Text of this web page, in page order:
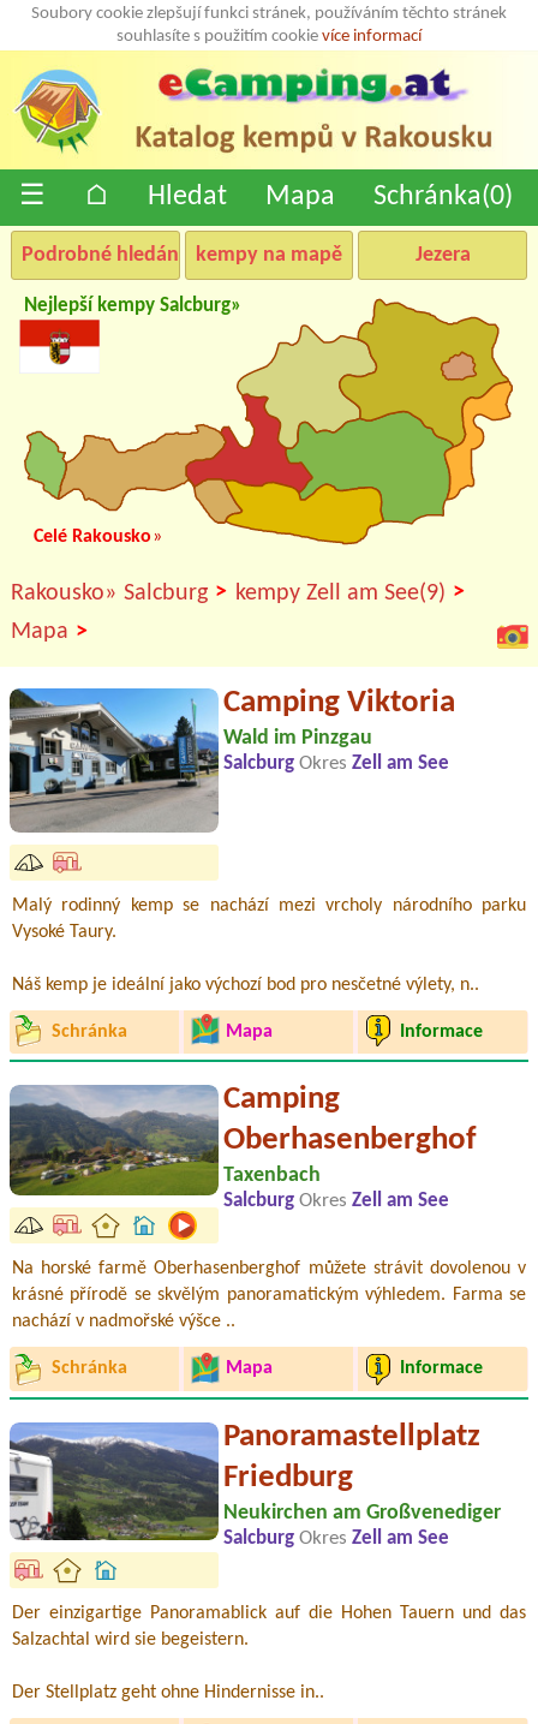
Soubory cookie zlepšují funkci stránek, používáním těchto stránek
souhlasíte s použitím cookie více informací
☰ ⌂ Hledat Mapa Schránka(0)
Podrobné hledání kempy na mapě Jezera
Nejlepší kempy Salcburg»
Celé Rakousko»
Rakousko» Salcburg > kempy Zell am See(9) >
Mapa >
Camping Viktoria
Wald im Pinzgau
Salcburg Okres Zell am See
Malý rodinný kemp se nachází mezi vrcholy národního parku
Vysoké Taury.
Náš kemp je ideální jako výchozí bod pro nesčetné výlety, n..
Schránka Mapa Informace
Camping
Oberhasenberghof
Taxenbach
Salcburg Okres Zell am See
Na horské farmě Oberhasenberghof můžete strávit dovolenou v
krásné přírodě se skvělým panoramatickým výhledem. Farma se
nachází v nadmořské výšce ..
Schránka Mapa Informace
Panoramastellplatz
Friedburg
Neukirchen am Großvenediger
Salcburg Okres Zell am See
Der einzigartige Panoramablick auf die Hohen Tauern und das
Salzachtal wird sie begeistern.
Der Stellplatz geht ohne Hindernisse in..